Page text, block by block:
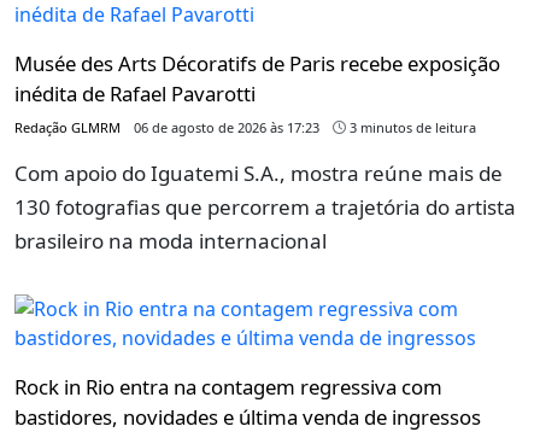
Musée des Arts Décoratifs de Paris recebe exposição
inédita de Rafael Pavarotti
Redação GLMRM 06 de agosto de 2026 às 17:23 3 minutos de leitura
Com apoio do Iguatemi S.A., mostra reúne mais de
130 fotografias que percorrem a trajetória do artista
brasileiro na moda internacional
Rock in Rio entra na contagem regressiva com
bastidores, novidades e última venda de ingressos